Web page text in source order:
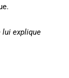
lui explique